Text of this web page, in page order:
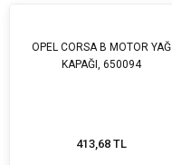
OPEL CORSA B MOTOR YAĞ
KAPAĞI, 650094
413,68 TL